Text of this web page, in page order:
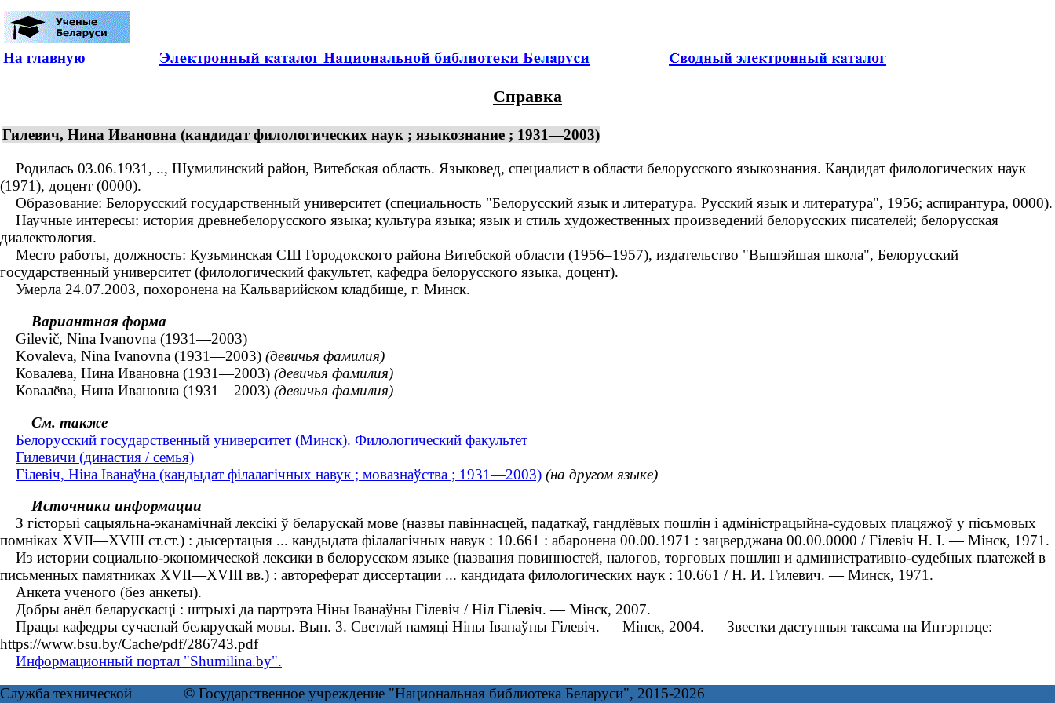
На главную
Справка
Гилевич, Нина Ивановна (кандидат филологических наук ; языкознание ; 1931—2003)
Родилась 03.06.1931, .., Шумилинский район, Витебская область. Языковед, специалист в области белорусского языкознания. Кандидат филологических наук
(1971), доцент (0000).
Образование: Белорусский государственный университет (специальность "Белорусский язык и литература. Русский язык и литература", 1956; аспирантура, 0000).
Научные интересы: история древнебелорусского языка; культура языка; язык и стиль художественных произведений белорусских писателей; белорусская
диалектология.
Место работы, должность: Кузьминская СШ Городокского района Витебской области (1956–1957), издательство "Вышэйшая школа", Белорусский
государственный университет (филологический факультет, кафедра белорусского языка, доцент).
Умерла 24.07.2003, похоронена на Кальварийском кладбище, г. Минск.
Вариантная форма
Gilevič, Nina Ivanovna (1931—2003)
Kovaleva, Nina Ivanovna (1931—2003) (девичья фамилия)
Ковалева, Нина Ивановна (1931—2003) (девичья фамилия)
Ковалёва, Нина Ивановна (1931—2003) (девичья фамилия)
См. также
Белорусский государственный университет (Минск). Филологический факультет
Гилевичи (династия / семья)
Гілевіч, Ніна Іванаўна (кандыдат філалагічных навук ; мовазнаўства ; 1931—2003) (на другом языке)
Источники информации
З гісторыі сацыяльна-эканамічнай лексікі ў беларускай мове (назвы павіннасцей, падаткаў, гандлёвых пошлін і адміністрацыйна-судовых плацяжоў у пісьмовых
помніках XVII—XVIII ст.ст.) : дысертацыя ... кандыдата філалагічных навук : 10.661 : абаронена 00.00.1971 : зацверджана 00.00.0000 / Гілевіч Н. І. — Мінск, 1971.
Из истории социально-экономической лексики в белорусском языке (названия повинностей, налогов, торговых пошлин и административно-судебных платежей в
письменных памятниках XVII—XVIII вв.) : автореферат диссертации ... кандидата филологических наук : 10.661 / Н. И. Гилевич. ― Минск, 1971.
Анкета ученого (без анкеты).
Добры анёл беларускасці : штрыхі да партрэта Ніны Іванаўны Гілевіч / Ніл Гілевіч. — Мінск, 2007.
Працы кафедры сучаснай беларускай мовы. Вып. 3. Светлай памяці Ніны Іванаўны Гілевіч. — Мінск, 2004. — Звестки даступныя таксама па Интэрнэце:
https://www.bsu.by/Cache/pdf/286743.pdf
Информационный портал "Shumilina.by".
Служба технической
© Государственное учреждение "Национальная библиотека Беларуси", 2015-2026